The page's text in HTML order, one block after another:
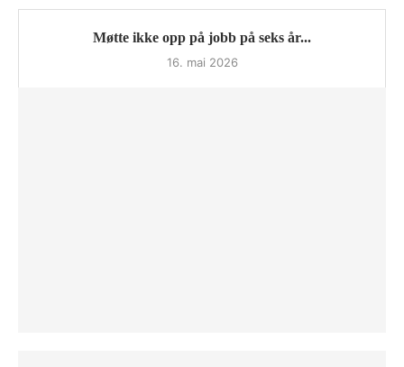
Møtte ikke opp på jobb på seks år...
16. mai 2026